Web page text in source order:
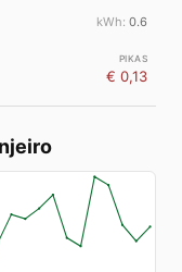
0.6
€ 0,13